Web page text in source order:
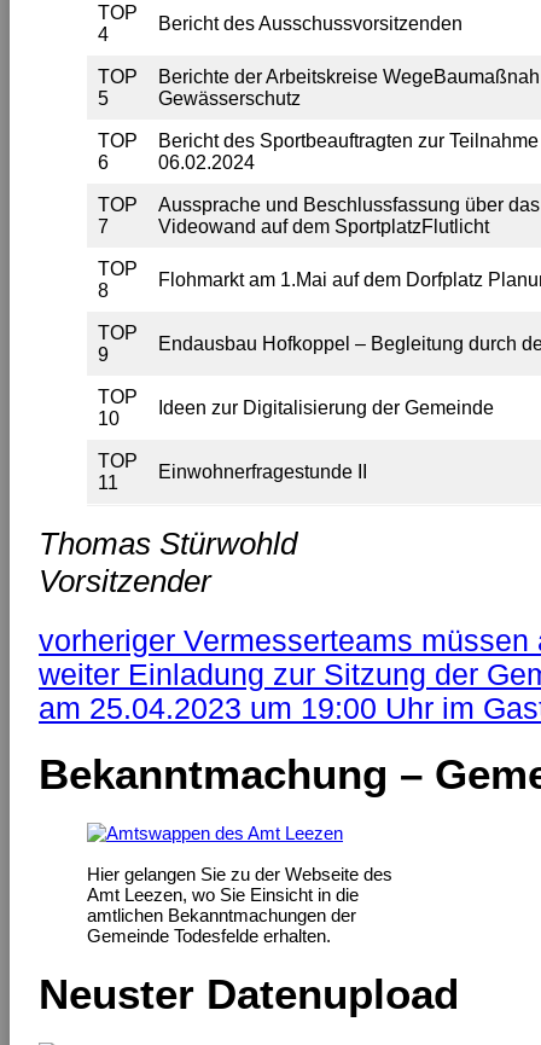
TOP
4
Bericht des Ausschussvorsitzenden
TOP
5
Berichte der Arbeitskreise
Gewässerschutz
TOP
6
Bericht des Sportbeauftragten zur
06.02.2024
TOP
7
Aussprache und Beschlussfassung über
Videowand auf dem SportplatzFlutlicht
TOP
8
Flohmarkt am 1.Mai auf dem Dorfplatz
TOP
9
Endausbau Hofkoppel – Begleitung durch
TOP
10
Ideen zur Digitalisierung der Gemeinde
TOP
11
Einwohnerfragestunde II
Thomas Stürwohld
Vorsitzender
vorheriger Vermesserteams
weiter Einladung zur Sitzung der
am 25.04.2023 um 19:00 Uhr im
Bekanntmachung –
Hier gelangen Sie zu der Webseite des
Amt Leezen, wo Sie Einsicht in die
amtlichen Bekanntmachungen der
Gemeinde Todesfelde erhalten.
Neuster Datenupload